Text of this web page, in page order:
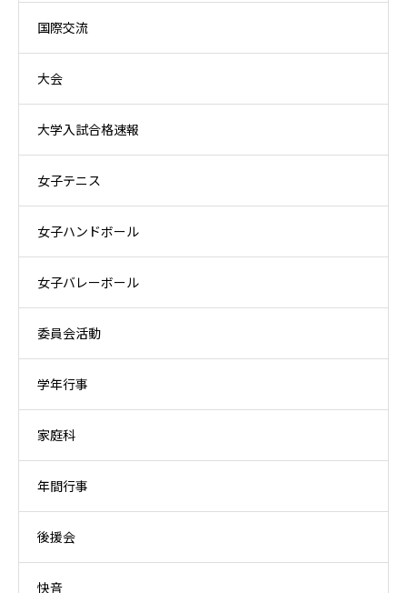
国際交流
大会
大学入試合格速報
女子テニス
女子ハンドボール
女子バレーボール
委員会活動
学年行事
家庭科
年間行事
後援会
快音